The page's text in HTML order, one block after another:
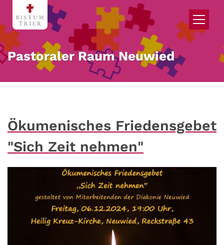
Zum Inhalt springen
Pastoraler Raum Neuwied
Ökumenisches Friedensgebet
"Sich Zeit nehmen"